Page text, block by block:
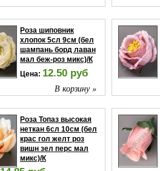
Роза шиповник
хлопок 5сл 9см (бел
шампань борд лаван
мал беж-роз микс)/К
Цена: 12.50 руб
В корзину »
Роза Топаз высокая
неткан 6сл 10см (бел
крас гол желт роз
вишн зел перс мал
микс)/К